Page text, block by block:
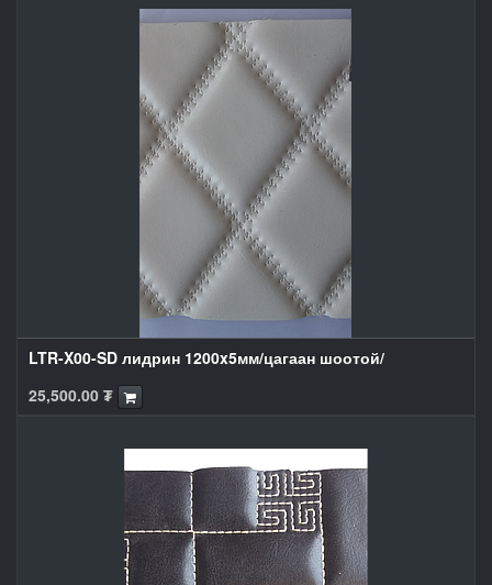
LTR-X00-SD лидрин 1200x5мм/цагаан шоотой/
25,500.00 ₮